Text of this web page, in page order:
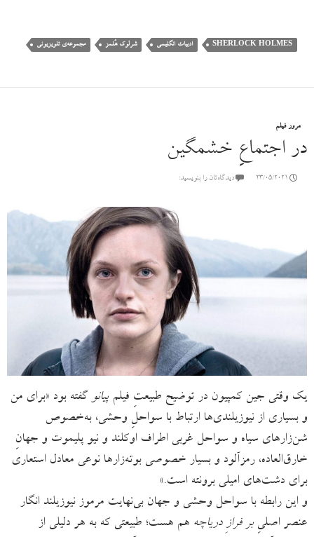
SHERLOCK HOLMES ادبیات انگلیسی شرلوک هُلمز مجموعه‌ی تلویزیونی
مرور فیلم
در اجتماعِ خشمگین
23/05/2021 دیدگاه‌تان را بنویسید:
یک وقتی جین کمپیون در توضیح طبیعتِ فیلم پیانو گفته بود «برای من
و بسیاری از نیوزیلندی‌ها ارتباط با سواحلِ وحشی، به‌خصوص
شن‌زارهای سیاه و سواحل غربی اطراف اوکلند و نیو پلیموت و جهانِ
خارق‌العاده، رمزآلود و بسیار خصوصی بوته‌زارها نوعی معادل استعاری
برای دشت‌های امیلی برونته است.»
و این رابطه با سواحل وحشی و جهان بی‌نهایت مرموز نیوزیلند انگار
عنصر اصلیِبر فرازِ دریاچه هم هست؛ طبیعتی که به هر دلیلی از